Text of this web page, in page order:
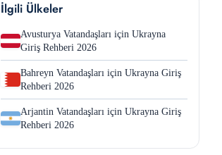
İlgili Ülkeler
Avusturya Vatandaşları için Ukrayna
Giriş Rehberi 2026
Bahreyn Vatandaşları için Ukrayna Giriş
Rehberi 2026
Arjantin Vatandaşları için Ukrayna Giriş
Rehberi 2026